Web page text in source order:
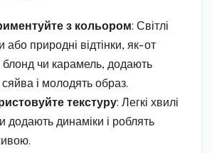
з кольором: Світлі
або природні відтінки, як-от
чи карамель, додають
і молодять образ.
текстуру: Легкі хвилі
додають динаміки і роблять